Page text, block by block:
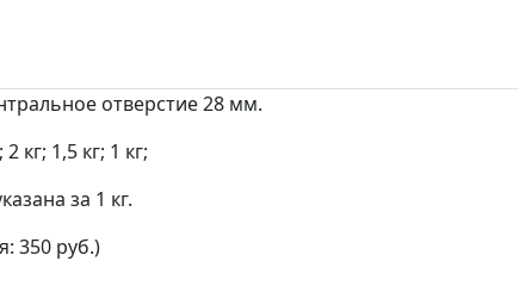
отверстие 28 мм.
кг; 1,5 кг; 1 кг;
за 1 кг.
350 руб.)